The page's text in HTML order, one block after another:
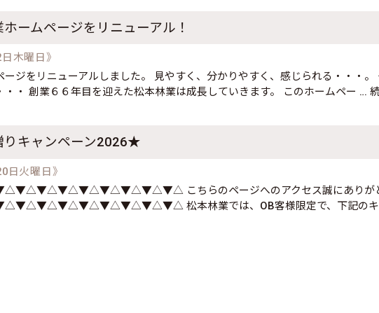
ームページをリニューアル！
木曜日》
ージをリニューアルしました。 見やすく、分かりやすく、感じられる・・・
・・ 創業６６年目を迎えた松本林業は成長していきます。 このホームペー …
キャンペーン2026★
日火曜日》
こちらのページへのアクセス誠にありがと
松本林業では、OB客様限定で、下記のキャン